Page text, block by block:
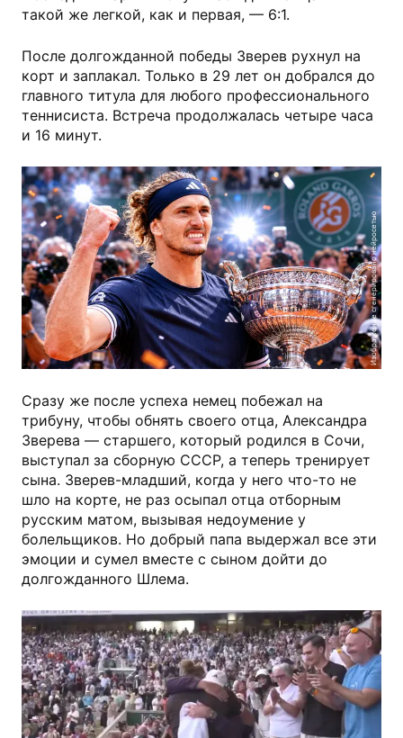
такой же легкой, как и первая, — 6:1.
После долгожданной победы Зверев рухнул на
корт и заплакал. Только в 29 лет он добрался до
главного титула для любого профессионального
теннисиста. Встреча продолжалась четыре часа
и 16 минут.
Изображение сгенерировано нейросетью
Сразу же после успеха немец побежал на
трибуну, чтобы обнять своего отца, Александра
Зверева — старшего, который родился в Сочи,
выступал за сборную СССР, а теперь тренирует
сына. Зверев-младший, когда у него что-то не
шло на корте, не раз осыпал отца отборным
русским матом, вызывая недоумение у
болельщиков. Но добрый папа выдержал все эти
эмоции и сумел вместе с сыном дойти до
долгожданного Шлема.